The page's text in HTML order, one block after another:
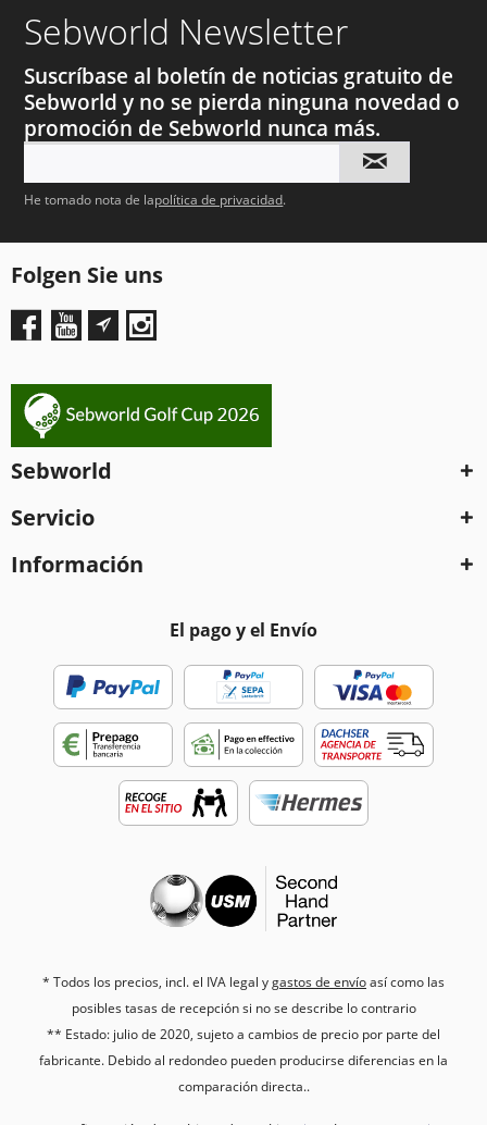
Sebworld Newsletter
Suscríbase al boletín de noticias gratuito de
Sebworld y no se pierda ninguna novedad o
promoción de Sebworld nunca más.
He tomado nota de lapolítica de privacidad.
Folgen Sie uns
Sebworld
Servicio
Información
El pago y el Envío
* Todos los precios, incl. el IVA legal ygastos de envíoasí como las
posibles tasas de recepción si no se describe lo contrario
** Estado: julio de 2020, sujeto a cambios de precio por parte del
fabricante. Debido al redondeo pueden producirse diferencias en la
comparación directa..